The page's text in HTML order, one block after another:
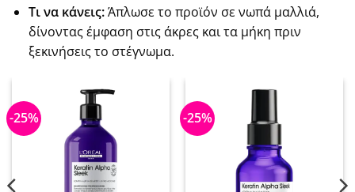
Τι να κάνεις:Άπλωσε το προϊόν σε νωπά μαλλιά,
δίνοντας έμφαση στις άκρες και τα μήκη πριν
ξεκινήσεις το στέγνωμα.
-25% -25%